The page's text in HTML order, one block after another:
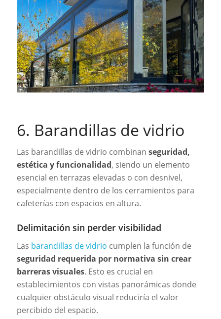
6. Barandillas de vidrio
Las barandillas de vidrio combinan seguridad,
estética y funcionalidad, siendo un elemento
esencial en terrazas elevadas o con desnivel,
especialmente dentro de los cerramientos para
cafeterías con espacios en altura.
Delimitación sin perder visibilidad
Las barandillas de vidrio cumplen la función de
seguridad requerida por normativa sin crear
barreras visuales. Esto es crucial en
establecimientos con vistas panorámicas donde
cualquier obstáculo visual reduciría el valor
percibido del espacio.